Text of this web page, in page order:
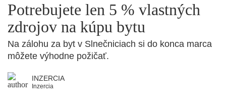
Potrebujete len 5 % vlastných
zdrojov na kúpu bytu
Na zálohu za byt v Slnečniciach si do konca marca
môžete výhodne požičať.
INZERCIA
Inzercia